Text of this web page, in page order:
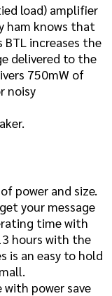
load) amplifier
ham knows that
BTL increases the
delivered to the
750mW of
noisy
power and size.
your message
time with
hours with the
is an easy to hold
power save